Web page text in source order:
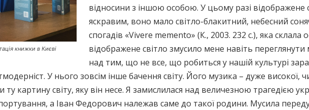
книжки в Києві
відносини з іншою особою. У цьому разі відображене
яскравим, воно мало світло-блакитний, небесний
спогадів «Vivere memento» (К., 2003. 232 с.), яка
відображене світло змусило мене навіть
над тим, що не все, що робиться у нашій культурі
У нього зовсім інше бачення світу. Його музика – дуже високої,
картину світу, яку він несе. Я замислилася над величезною трагедією
а Іван Федорович належав саме до такої родини. Мусила